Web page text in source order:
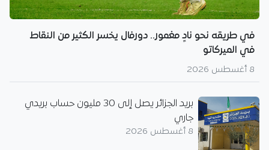
في طريقه نحو نادٍ مغمور.. دورفال يخسر الكثير من النقاط
في الميركاتو
8 أغسطس 2026
بريد الجزائر يصل إلى 30 مليون حساب بريدي
جاري
8 أغسطس 2026